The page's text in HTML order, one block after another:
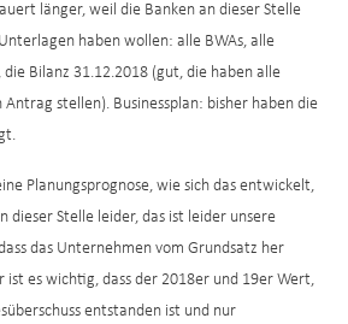
länger, weil die Banken an dieser Stelle
haben wollen: alle BWAs, alle
die Bilanz 31.12.2018 (gut, die haben alle
stellen). Businessplan: bisher haben die
Planungsprognose, wie sich das entwickelt,
dieser Stelle leider, das ist leider unsere
das Unternehmen vom Grundsatz her
ist es wichtig, dass der 2018er und 19er Wert,
entstanden ist und nur